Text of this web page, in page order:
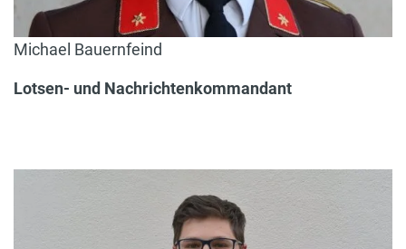
Michael Bauernfeind
Lotsen- und Nachrichtenkommandant